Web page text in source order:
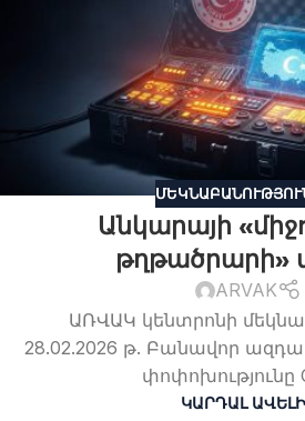
Անկարայի
թղթածրարի»
ARVAK
ԱՌՎԱԿ կենտրոնի
28.02.2026 թ. Բանավոր
փոփոխությունը
ԿԱՐԴԱԼ